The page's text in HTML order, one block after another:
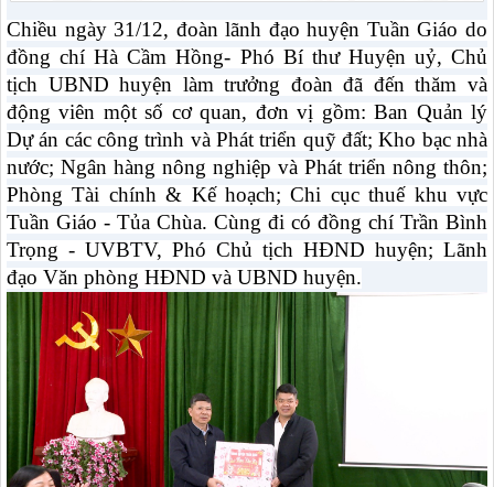
Chiều ngày 31/12, đoàn lãnh đạo huyện Tuần Giáo do
đồng chí Hà Cầm Hồng- Phó Bí thư Huyện uỷ, Chủ
tịch UBND huyện làm trưởng đoàn đã đến thăm và
động viên một số cơ quan, đơn vị gồm: Ban Quản lý
Dự án các công trình và Phát triển quỹ đất; Kho bạc nhà
nước; Ngân hàng nông nghiệp và Phát triển nông thôn;
PhòngTài chính& Kế hoạch; Chi cục thuế khu vực
Tuần Giáo - Tủa Chùa. Cùng đi có đồng chí Trần Bình
Trọng - UVBTV, Phó Chủ tịch HĐND huyện; Lãnh
đạo Văn phòng HĐND và UBND huyện.